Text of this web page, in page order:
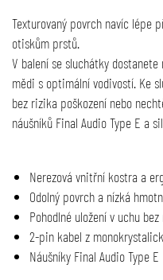
Texturovaný povrch navíc lépe
otiskům prstů.
V balení se sluchátky
mědi s optimální vodivostí. Ke
bez rizika poškození nebo
náušníků Final Audio Type E a
Nerezová vnitřní kostra a
Odolný povrch a nízká
Pohodlné uložení v uchu
2-pin kabel z
Náušníky Final Audio Type E